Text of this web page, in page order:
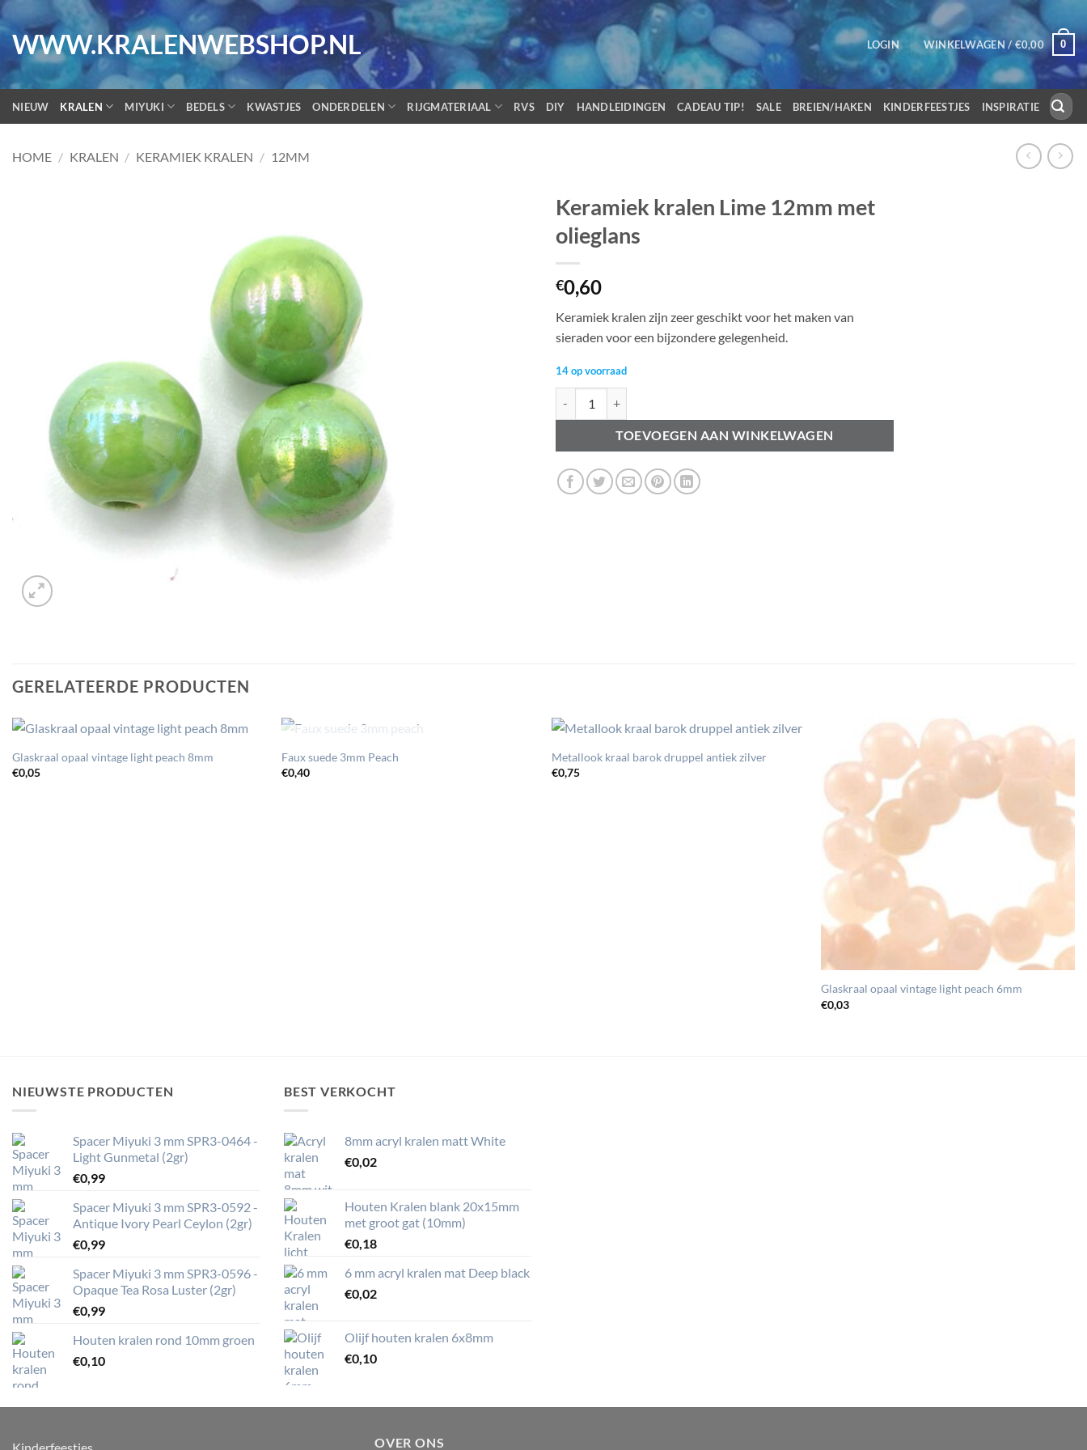
naar
inhoud
WWW.KRALENWEBSHOP.NL LOGIN WINKELWAGEN /€0,00 0
NIEUW KRALEN MIYUKI BEDELS KWASTJES ONDERDELEN RIJGMATERIAAL RVS DIY HANDLEIDINGEN CADEAU TIP! SALE BREIEN/HAKEN KINDERFEESTJES INSPIRATIE
Zoeken
naar:
HOME / KRALEN / KERAMIEK KRALEN / 12MM
Keramiek kralen Lime 12mm met
olieglans
€0,60
Keramiek kralen zijn zeer geschikt voor het maken van
sieraden voor een bijzondere gelegenheid.
14 op voorraad
TOEVOEGEN AAN WINKELWAGEN
GERELATEERDE PRODUCTEN
Glaskraal opaal vintage light peach 8mm
€0,05
UITVERKOCHT
Faux suede 3mm Peach
€0,40
Metallook kraal barok druppel antiek zilver
€0,75
Glaskraal opaal vintage light peach 6mm
€0,03
NIEUWSTE PRODUCTEN
Spacer Miyuki 3 mm SPR3-0464 -
Light Gunmetal (2gr)
€0,99
Spacer Miyuki 3 mm SPR3-0592 -
Antique Ivory Pearl Ceylon (2gr)
€0,99
Spacer Miyuki 3 mm SPR3-0596 -
Opaque Tea Rosa Luster (2gr)
€0,99
Houten kralen rond 10mm groen
€0,10
BEST VERKOCHT
8mm acryl kralen matt White
€0,02
Houten Kralen blank 20x15mm
met groot gat (10mm)
€0,18
6 mm acryl kralen mat Deep black
€0,02
Olijf houten kralen 6x8mm
€0,10
OVER ONS